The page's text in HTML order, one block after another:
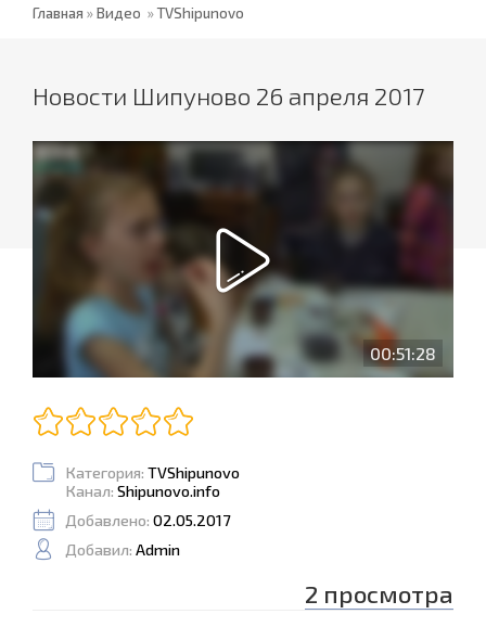
Главная »Видео »TVShipunovo
Новости Шипуново 26 апреля 2017
00:51:28
Категория: TVShipunovo
Канал: Shipunovo.info
Добавлено: 02.05.2017
Добавил: Admin
2 просмотра